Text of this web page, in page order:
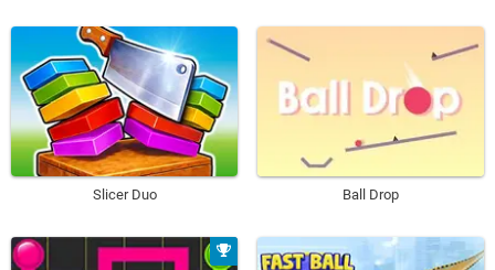
Slicer Duo Ball Drop